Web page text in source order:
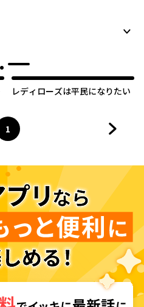
レディローズは平民になりたい
ページ
1
へ